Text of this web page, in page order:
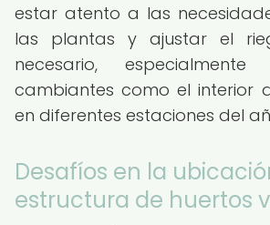
estar atento a las
las plantas y ajustar el
necesario,
cambiantes como el interior
en diferentes estaciones del
Desafíos en la
estructura de huertos